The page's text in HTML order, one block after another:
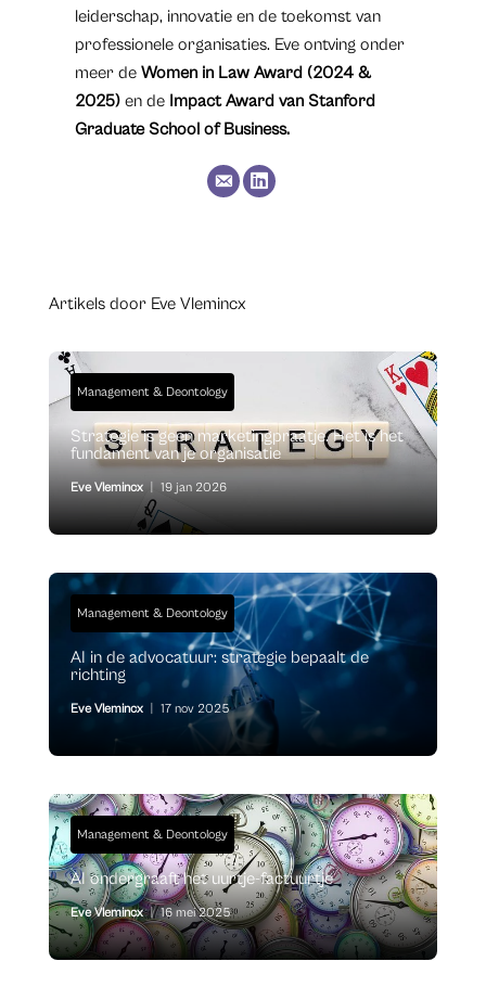
leiderschap, innovatie en de toekomst van
professionele organisaties. Eve ontving onder
meer de Women in Law Award (2024 &
2025)en de Impact Award van Stanford
Graduate School of Business.
Artikels door Eve Vlemincx
Management & Deontology
Strategie is geen marketingpraatje. Het is het
fundament van je organisatie
Eve Vlemincx 19 jan 2026
Management & Deontology
AI in de advocatuur: strategie bepaalt de
richting
Eve Vlemincx 17 nov 2025
Management & Deontology
AI ondergraaft het uurtje-factuurtje
Eve Vlemincx | 16 mei 2025